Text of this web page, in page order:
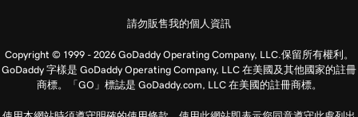
請勿販售我的個人資訊
Copyright © 1999 - 2026 GoDaddy Operating Company, LLC.保留所有權利。
GoDaddy 字樣是 GoDaddy Operating Company, LLC 在美國及其他國家的註冊
商標。「GO」標誌是 GoDaddy.com, LLC 在美國的註冊商標。